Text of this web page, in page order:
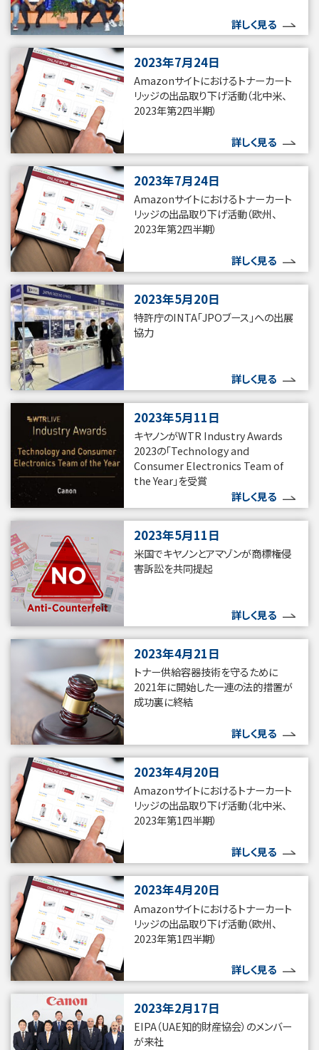
詳しく見る
2023年7月24日
Amazonサイトにおけるトナーカート
リッジの出品取り下げ活動（北中米、
2023年第2四半期）
詳しく見る
2023年7月24日
Amazonサイトにおけるトナーカート
リッジの出品取り下げ活動（欧州、
2023年第2四半期）
詳しく見る
2023年5月20日
特許庁のINTA「JPOブース」への出展
協力
詳しく見る
2023年5月11日
キヤノンがWTR Industry Awards
2023の「Technology and
Consumer Electronics Team of
the Year」を受賞
詳しく見る
2023年5月11日
米国でキヤノンとアマゾンが商標権侵
害訴訟を共同提起
詳しく見る
2023年4月21日
トナー供給容器技術を守るために
2021年に開始した一連の法的措置が
成功裏に終結
詳しく見る
2023年4月20日
Amazonサイトにおけるトナーカート
リッジの出品取り下げ活動（北中米、
2023年第1四半期）
詳しく見る
2023年4月20日
Amazonサイトにおけるトナーカート
リッジの出品取り下げ活動（欧州、
2023年第1四半期）
詳しく見る
2023年2月17日
EIPA（UAE知的財産協会）のメンバー
が来社